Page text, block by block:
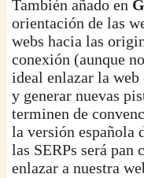
También añado en
orientación de las
webs hacia las
conexión (aunque
ideal enlazar la
y generar nuevas
terminen de
la versión española
las SERPs será pan
enlazar a nuestra